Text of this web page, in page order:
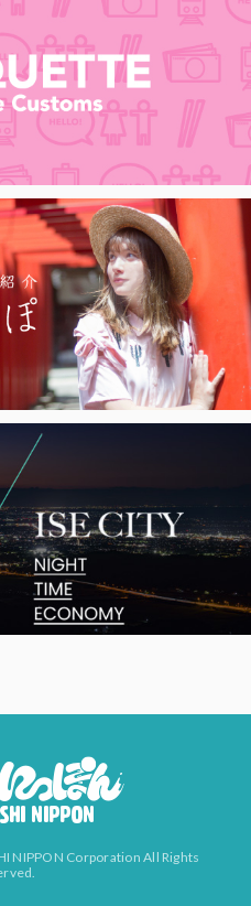
NIPPON Corporation All Rights